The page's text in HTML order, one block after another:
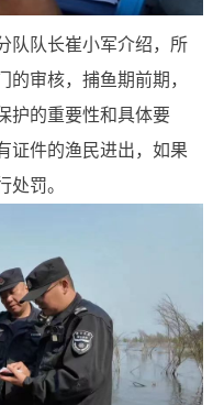
队队长崔小军介绍，所
审核，捕鱼期前期，
护的重要性和具体要
证件的渔民进出，如果
处罚。